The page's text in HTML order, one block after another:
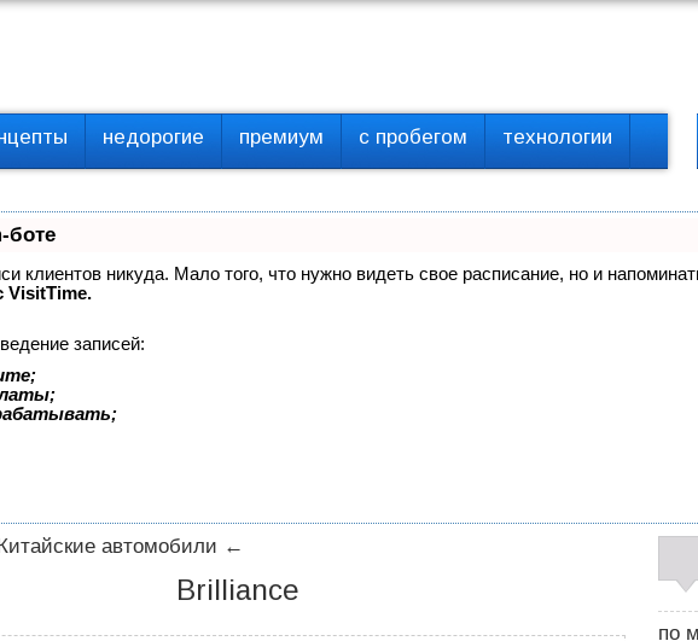
недорогие премиум с пробегом технологии
боте
клиентов никуда. Мало того, что нужно видеть свое расписание, но и
VisitTime.
записей:
автомобили ←
Brilliance
д
по